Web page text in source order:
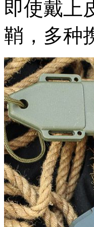
即使戴上
鞘，多种